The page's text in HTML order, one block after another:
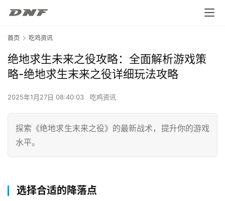
首页 吃鸡资讯
绝地求生未来之役攻略：全面解析游戏策
略-绝地求生末来之役详细玩法攻略
2025年1月27日 08:40:03 吃鸡资讯
探索《绝地求生末来之役》的最新战术，提升你的游戏
水平。
选择合适的降落点